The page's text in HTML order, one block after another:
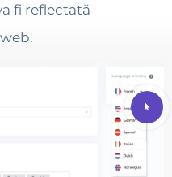
fi reflectată